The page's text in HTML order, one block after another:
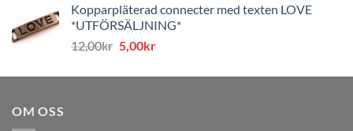
priset
var:
12,00kr.
priset
är:
5,00kr.
Kopparpläterad connecter med texten LOVE
*UTFÖRSÄLJNING*
12,00kr Det
priset
5,00krDet
priset
OM OSS